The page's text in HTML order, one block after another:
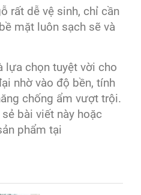
rất dễ vệ sinh, chỉ cần
mặt luôn sạch sẽ và
lựa chọn tuyệt vời cho
nhờ vào độ bền, tính
chống ẩm vượt trội.
bài viết này hoặc
phẩm tại